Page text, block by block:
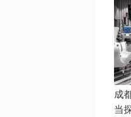
成
当